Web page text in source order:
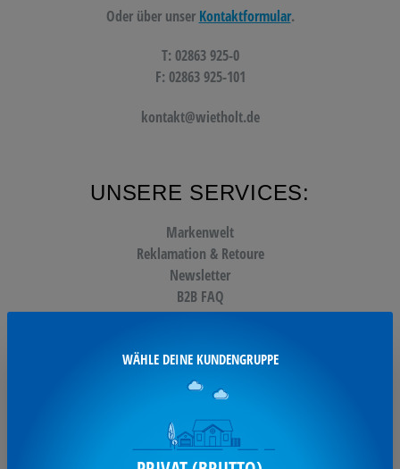
Oder über unser Kontaktformular.
T: 02863 925-0
F: 02863 925-101
kontakt@wietholt.de
UNSERE SERVICES:
Markenwelt
Reklamation & Retoure
Newsletter
B2B FAQ
Liefer- und Zahlungsbedingungen
Sonderartikel
Vertrag widerrufen
WÄHLE DEINE KUNDENGRUPPE